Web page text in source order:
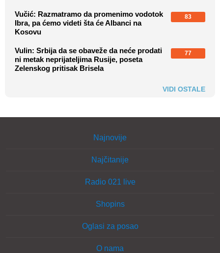
Vučić: Razmatramo da promenimo vodotok
Ibra, pa ćemo videti šta će Albanci na
Kosovu
83
Vulin: Srbija da se obaveže da neće prodati
ni metak neprijateljima Rusije, poseta
Zelenskog pritisak Brisela
77
VIDI OSTALE
Najnovije
Najčitanije
Radio 021 live
Shopins
Oglasi za posao
O nama